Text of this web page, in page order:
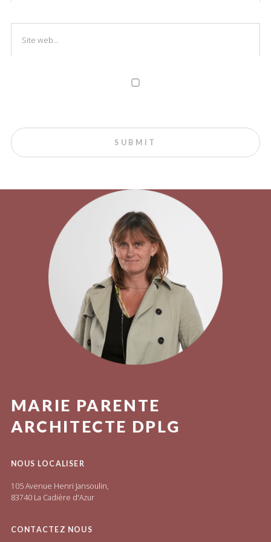
MARIE PARENTE
ARCHITECTE DPLG
NOUS LOCALISER
105 Avenue Henri Jansoulin,
83740 La Cadière d'Azur
CONTACTEZ NOUS